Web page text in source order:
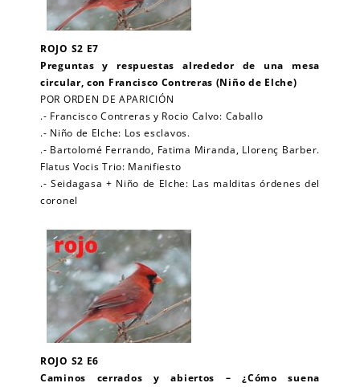
ROJO S2 E7
Preguntas y respuestas alrededor de una mesa
circular, con Francisco Contreras (Niño de Elche)
POR ORDEN DE APARICIÓN
.- Francisco Contreras y Rocio Calvo: Caballo
.- Niño de Elche: Los esclavos.
.- Bartolomé Ferrando, Fatima Miranda, Llorenç Barber.
Flatus Vocis Trio: Manifiesto
.- Seidagasa + Niño de Elche: Las malditas órdenes del
coronel
ROJO S2 E6
Caminos cerrados y abiertos – ¿Cómo suena